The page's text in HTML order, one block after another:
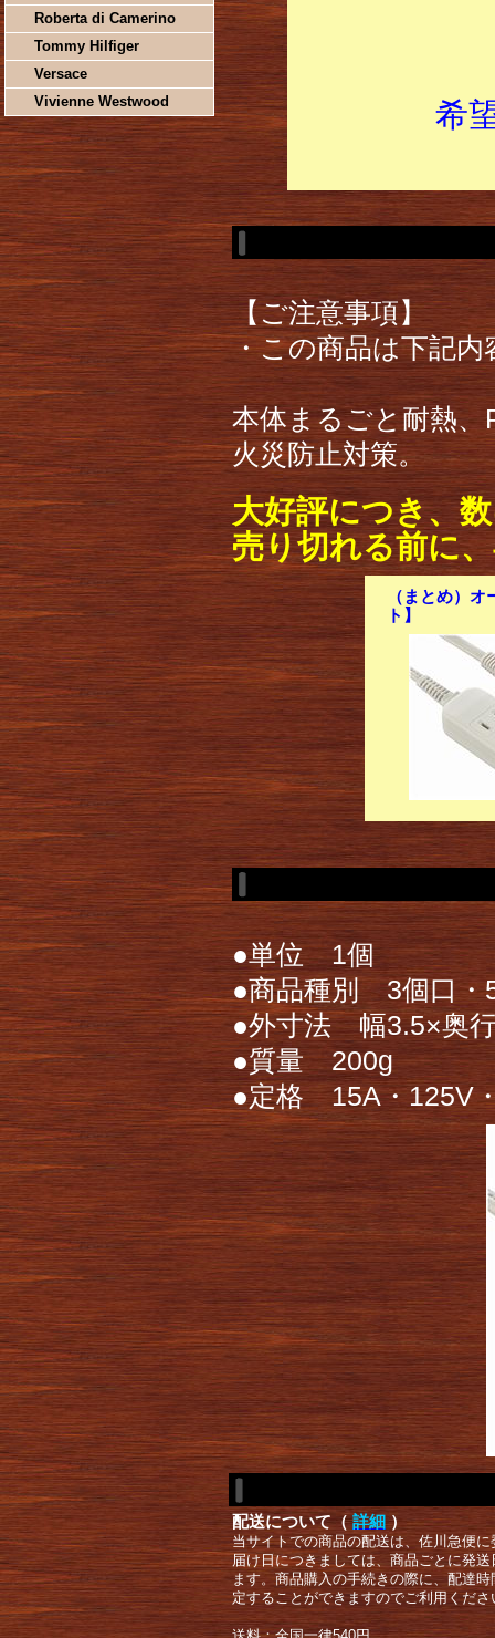
Roberta di Camerino
Tommy Hilfiger
Versace
Vivienne Westwood
希
【ご注意事項】
・この商品は下記
本体まるごと耐熱
火災防止対策。
大好評につき、
売り切れる前に
（まとめ）
ト】
●単位 1個
●商品種別 3個口・
●外寸法 幅3.5×奥
●質量 200g
●定格 15A・125V
配送について（ 詳細 ）
当サイトでの商品の配送は、佐川急便
届け日につきましては、商品ごとに発
ます。商品購入の手続きの際に、配達
定することができますのでご利用くださ